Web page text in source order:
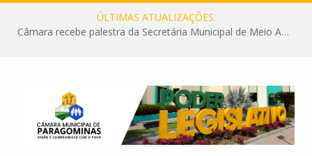
ÚLTIMAS ATUALIZAÇÕES:
Câmara recebe palestra da Secretária Municipal de Meio Ambiente sobre as ações da “SEMANA DO MEIO AMBIENTE”